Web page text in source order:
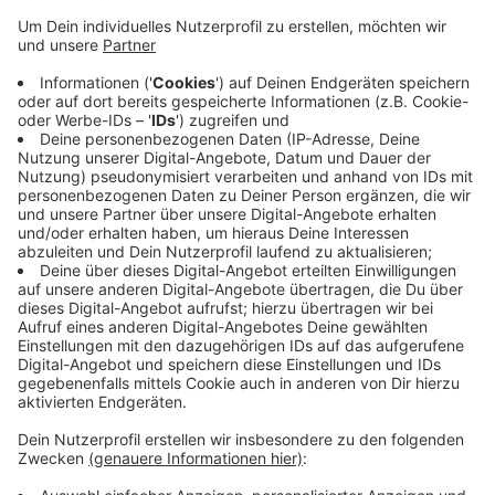
Laut Feuerwehr standen beim Eintreffen bereits der
erste Stock und der Dachstuhl des Wohnhauses im
Vollbrand. Zuerst wurde angenommen, es befände sich
noch eine Person in der Wohnung - das konnte
allerdings schnell ausgeschlossen werden. Die
Feuerwehr forderte Verstärkung und eine Drehleiter
aus Waldbröl an und war damit mit 60 Einsatzkräften
vor Ort. Die Löscharbeiten dauerten gut drei Stunden.
Verletzt wurde niemand. Das Haus ist nach dem
Brand nicht bewohnbar.
Anzeige